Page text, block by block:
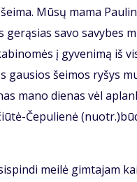
Mūsų mama
savo savybes
į gyvenimą iš
šeimos ryšys
mano dienas vėl
Čepulienė
meilė gimtajam